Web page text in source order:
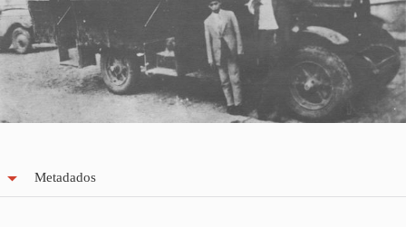
Metadados